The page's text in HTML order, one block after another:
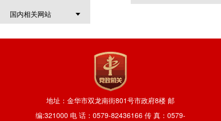
国内相关网站
地址：金华市双龙南街801号市政府8楼 邮
编:321000 电 话：0579-82436166 传 真：0579-